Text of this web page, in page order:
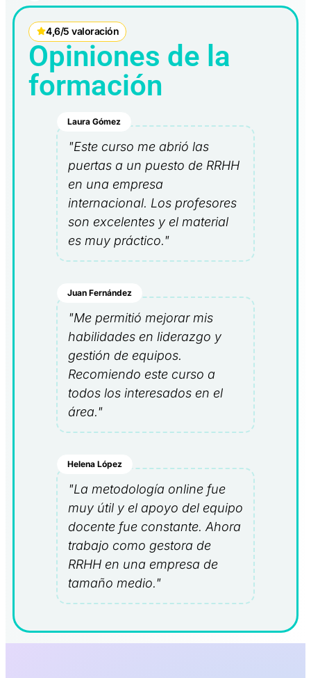
4,6/5 valoración
Opiniones de la
formación
Laura Gómez
"Este curso me abrió las
puertas a un puesto de RRHH
en una empresa
internacional. Los profesores
son excelentes y el material
es muy práctico."
Juan Fernández
"Me permitió mejorar mis
habilidades en liderazgo y
gestión de equipos.
Recomiendo este curso a
todos los interesados en el
área."
Helena López
"La metodología online fue
muy útil y el apoyo del equipo
docente fue constante. Ahora
trabajo como gestora de
RRHH en una empresa de
tamaño medio."